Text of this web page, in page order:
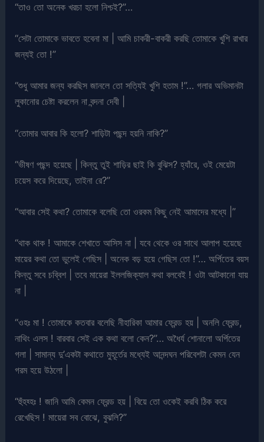
“তাও তো অনেক খরচা হলো নিশ্চই?”…
“সেটা তোমাকে ভাবতে হবেনা মা | আমি চাকরী-বাকরী করছি তোমাকে খুশি রাখার
জন্যই তো !”
“শুধু আমার জন্য করছিস জানলে তো সত্যিই খুশি হতাম !”… গলার অভিমানটা
লুকানোর চেষ্টা করলেন না বন্দনা দেবী |
“তোমার আবার কি হলো? শাড়িটা পছন্দ হয়নি নাকি?”
“ভীষণ পছন্দ হয়েছে | কিন্তু তুই শাড়ির ছাই কি বুঝিস? হ্যাঁরে, ওই মেয়েটা
চয়েস করে দিয়েছে, তাইনা রে?”
“আবার সেই কথা? তোমাকে বলেছি তো ওরকম কিছু নেই আমাদের মধ্যে |”
“থাক থাক ! আমাকে শেখাতে আসিস না | যবে থেকে ওর সাথে আলাপ হয়েছে
মায়ের কথা তো ভুলেই গেছিস | অনেক বড় হয়ে গেছিস তো !”… অর্পিতের বয়স
কিন্তু সবে চব্বিশ | তবে মায়েরা ইললজিক্যাল কথা বলবেই ! ওটা আটকানো যায়
না |
“ওহঃ মা ! তোমাকে কতবার বলেছি নীহারিকা আমার ফ্রেন্ড হয় | অনলি ফ্রেন্ড,
নাথিং এলস ! বারবার সেই এক কথা বলো কেন?”… অধৈর্য শোনালো অর্পিতের
গলা | সামান্য দু’একটা কথাতে মুহূর্তের মধ্যেই আনন্দঘন পরিবেশটা কেমন যেন
গরম হয়ে উঠলো |
“হুঁহহ্হঃ ! জানি আমি কেমন ফ্রেন্ড হয় | বিয়ে তো ওকেই করবি ঠিক করে
রেখেছিস ! মায়েরা সব বোঝে, বুঝলি?”